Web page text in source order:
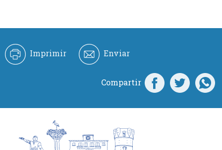
Imprimir Enviar
Compartir